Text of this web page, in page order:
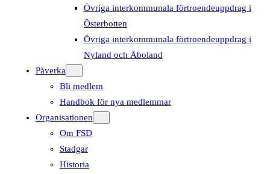
Övriga interkommunala förtroendeuppdrag i
Österbotten
Övriga interkommunala förtroendeuppdrag i
Nyland och Åboland
Påverka
Bli medlem
Handbok för nya medlemmar
Organisationen
Om FSD
Stadgar
Historia